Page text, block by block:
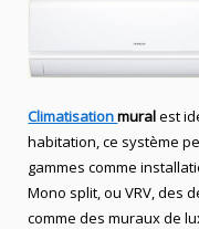
Climatisationmuralest
habitation, ce système
gammes comme
Mono split, ou VRV, des
comme des muraux de